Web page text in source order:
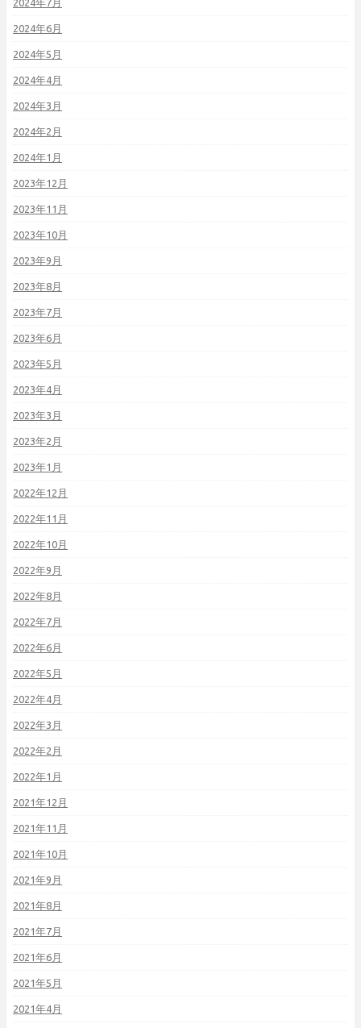
2024年7月
2024年6月
2024年5月
2024年4月
2024年3月
2024年2月
2024年1月
2023年12月
2023年11月
2023年10月
2023年9月
2023年8月
2023年7月
2023年6月
2023年5月
2023年4月
2023年3月
2023年2月
2023年1月
2022年12月
2022年11月
2022年10月
2022年9月
2022年8月
2022年7月
2022年6月
2022年5月
2022年4月
2022年3月
2022年2月
2022年1月
2021年12月
2021年11月
2021年10月
2021年9月
2021年8月
2021年7月
2021年6月
2021年5月
2021年4月